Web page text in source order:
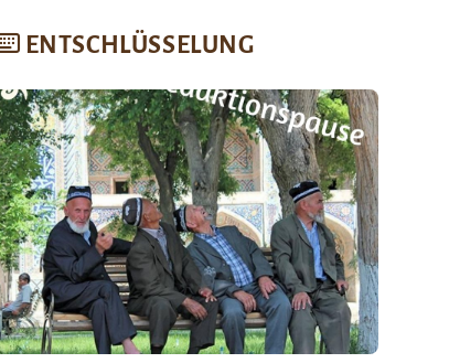
ENTSCHLÜSSELUNG